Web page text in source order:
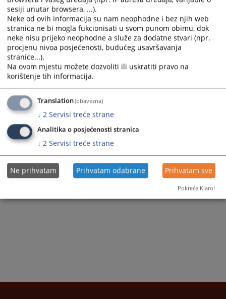
sesiji unutar browsera, ...).
Neke od ovih informacija su nam neophodne i bez njih web
stranica ne bi mogla fukcionisati u svom punom obimu, dok
neke nisu prijeko neophodne a služe za dodatne stvari (npr.
procjenu nivoa posjećenosti, budućeg usavršavanja
stranice...).
Na ovom mjestu možete dozvoliti ili uskratiti pravo na
korištenje tih informacija.
Translation(obavezna)
↓ 2 Servisi treće strane
Analitika o posjećenosti stranica
↓ 2 Servisi treće strane
Ne prihvatam Prihvatam odabrane Prihvatam sve
Pokreće Klaro!